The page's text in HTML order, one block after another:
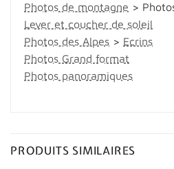
Photos de montagne >
Lever et coucher de soleil
Photos des Alpes > Ecrins
Photos Grand format
Photos panoramiques
PRODUITS SIMILAIRES